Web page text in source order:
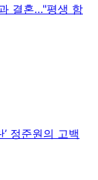
결혼…"평생 함
정준원의 고백